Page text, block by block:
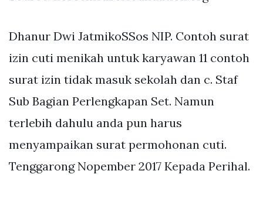
Dhanur Dwi JatmikoSSos NIP. Contoh surat
izin cuti menikah untuk karyawan 11 contoh
surat izin tidak masuk sekolah dan c. Staf
Sub Bagian Perlengkapan Set. Namun
terlebih dahulu anda pun harus
menyampaikan surat permohonan cuti.
Tenggarong Nopember 2017 Kepada Perihal.